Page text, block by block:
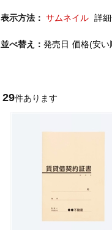
表示方法： サムネイル 詳
並べ替え： 発売日 価格(安い
29件あります